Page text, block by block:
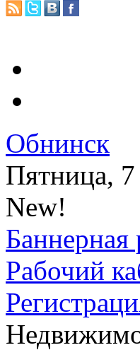
Обнинск
Пятница, 7
New!
Рабочий